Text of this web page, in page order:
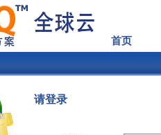
首页
请登录